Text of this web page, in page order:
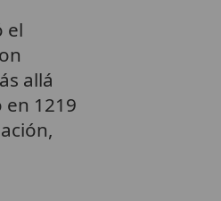
el
allá
1219